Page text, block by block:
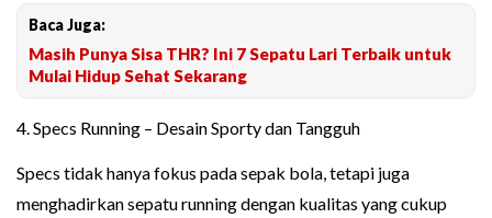
Baca Juga:
Masih Punya Sisa THR? Ini 7 Sepatu Lari Terbaik untuk
Mulai Hidup Sehat Sekarang
4. Specs Running – Desain Sporty dan Tangguh
Specs tidak hanya fokus pada sepak bola, tetapi juga
menghadirkan sepatu running dengan kualitas yang cukup